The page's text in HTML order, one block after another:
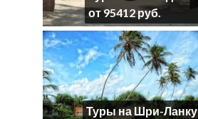
от 95412 руб.
Туры на Шри-Ланку